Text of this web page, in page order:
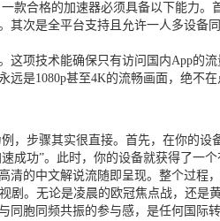
款合格的加速器必须具备以下能力
次是全平台支持且允许一人多设
项技术能确保只有访问国内App
是1080p甚至4K的流畅画面，绝
例，步骤其实很直接。首先，在你的设
成功”。此时，你的设备就获得了
的中文解说流随即呈现。整个过程
。无论是凌晨的欧冠焦点战，还
胞同频共振的参与感，是任何国际转